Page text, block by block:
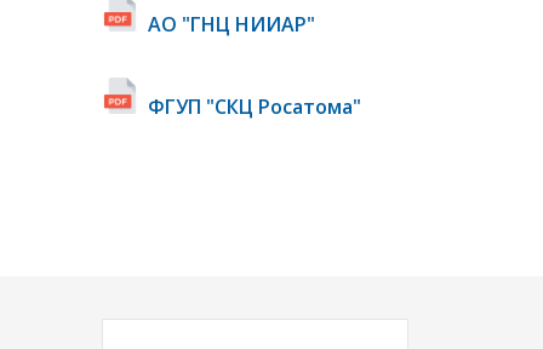
АО "ГНЦ НИИАР"
ФГУП "СКЦ Росатома"